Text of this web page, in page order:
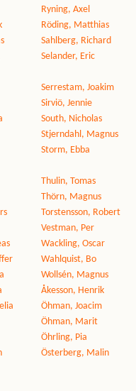
Ryning, Axel
Röding, Matthias
Sahlberg, Richard
Selander, Eric
Serrestam, Joakim
Sirviö, Jennie
South, Nicholas
Stjerndahl, Magnus
Storm, Ebba
Thulin, Tomas
Thörn, Magnus
Torstensson, Robert
Vestman, Per
Wackling, Oscar
Wahlquist, Bo
Wollsén, Magnus
Åkesson, Henrik
Öhman, Joacim
Öhman, Marit
Öhrling, Pia
Österberg, Malin